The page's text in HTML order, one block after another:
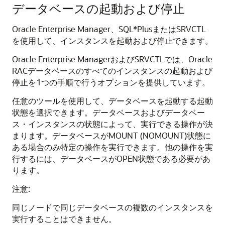
データベースの起動および停止
Oracle Enterprise Manager、SQL*PlusまたはSRVCTL
を使用して、インスタンスを起動および停止できます。
Oracle Enterprise ManagerおよびSRVCTLでは、Oracle
RACデータベースのすべてのインスタンスの起動および
停止を1つの手順で行うオプションを提供しています。
任意のツールを使用して、データベースを起動する起動
状態を選択できます。データベースおよびデータベー
ス・インスタンスの状態によって、実行できる操作が決
まります。データベースがMOUNT (NOMOUNT)状態に
ある場合のみ特定の操作を実行できます。他の操作を実
行するには、データベースがOPEN状態である必要があ
ります。
注意:
同じノードで同じデータベースの複数のインスタンスを
実行することはできません。